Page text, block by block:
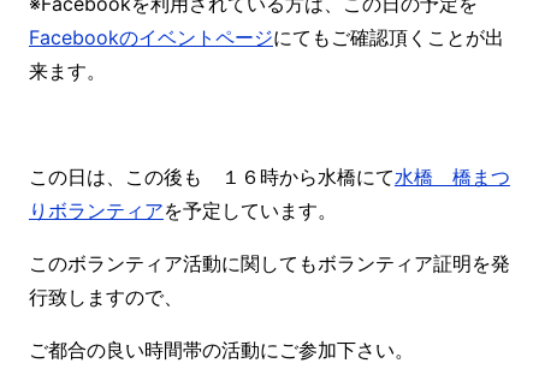
Facebookのイベントページにてもご確認頂くことが出
来ます。
この日は、この後も １６時から水橋にて水橋 橋まつ
りボランティアを予定しています。
このボランティア活動に関してもボランティア証明を発
行致しますので、
ご都合の良い時間帯の活動にご参加下さい。